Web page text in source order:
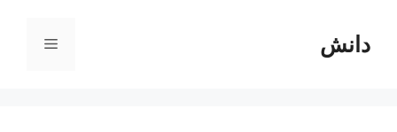
محتوادانش فهرست